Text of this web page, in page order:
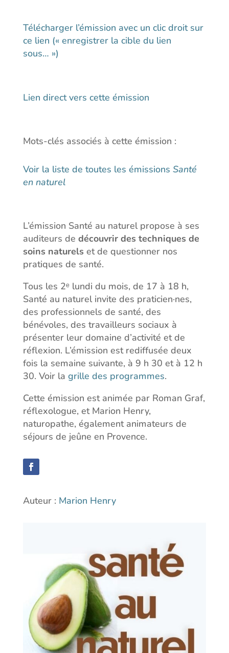
Télécharger l’émission avec un clic droit sur
ce lien (« enregistrer la cible du lien
sous… »)
Lien direct vers cette émission
Mots-clés associés à cette émission :
Voir la liste de toutes les émissions Santé
en naturel
L’émission Santé au naturel propose à ses
auditeurs de découvrir des techniques de
soins naturels et de questionner nos
pratiques de santé.
Tous les 2ᵉ lundi du mois, de 17 à 18 h,
Santé au naturel invite des praticien·nes,
des professionnels de santé, des
bénévoles, des travailleurs sociaux à
présenter leur domaine d’activité et de
réflexion. L’émission est rediffusée deux
fois la semaine suivante, à 9 h 30 et à 12 h
30. Voir la grille des programmes.
Cette émission est animée par Roman Graf,
réflexologue, et Marion Henry,
naturopathe, également animateurs de
séjours de jeûne en Provence.
Auteur : Marion Henry